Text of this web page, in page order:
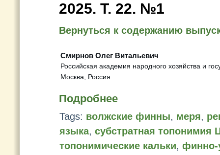
2025. Т. 22. №1
Вернуться к содержанию
Смирнов Олег Витальевич
Российская академия народного хозяйства и
Москва, Россия
Подробнее
Tags: волжские финны, меря,
языка, субстратная топонимия
топонимические кальки, финно-